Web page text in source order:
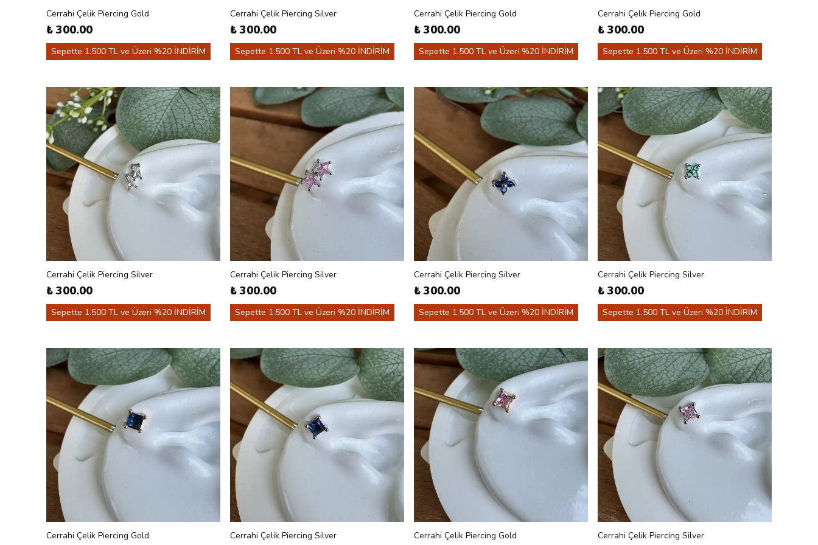
Cerrahi Çelik Piercing Gold
₺ 300.00
Sepette 1.500 TL ve Üzeri %20 İNDİRİM
Cerrahi Çelik Piercing Silver
₺ 300.00
Sepette 1.500 TL ve Üzeri %20 İNDİRİM
Cerrahi Çelik Piercing Gold
₺ 300.00
Sepette 1.500 TL ve Üzeri %20 İNDİRİM
Cerrahi Çelik Piercing Gold
₺ 300.00
Sepette 1.500 TL ve Üzeri %20 İNDİRİM
Cerrahi Çelik Piercing Silver
₺ 300.00
Sepette 1.500 TL ve Üzeri %20 İNDİRİM
Cerrahi Çelik Piercing Silver
₺ 300.00
Sepette 1.500 TL ve Üzeri %20 İNDİRİM
Cerrahi Çelik Piercing Silver
₺ 300.00
Sepette 1.500 TL ve Üzeri %20 İNDİRİM
Cerrahi Çelik Piercing Silver
₺ 300.00
Sepette 1.500 TL ve Üzeri %20 İNDİRİM
Cerrahi Çelik Piercing Gold Cerrahi Çelik Piercing Silver Cerrahi Çelik Piercing Gold Cerrahi Çelik Piercing Silver